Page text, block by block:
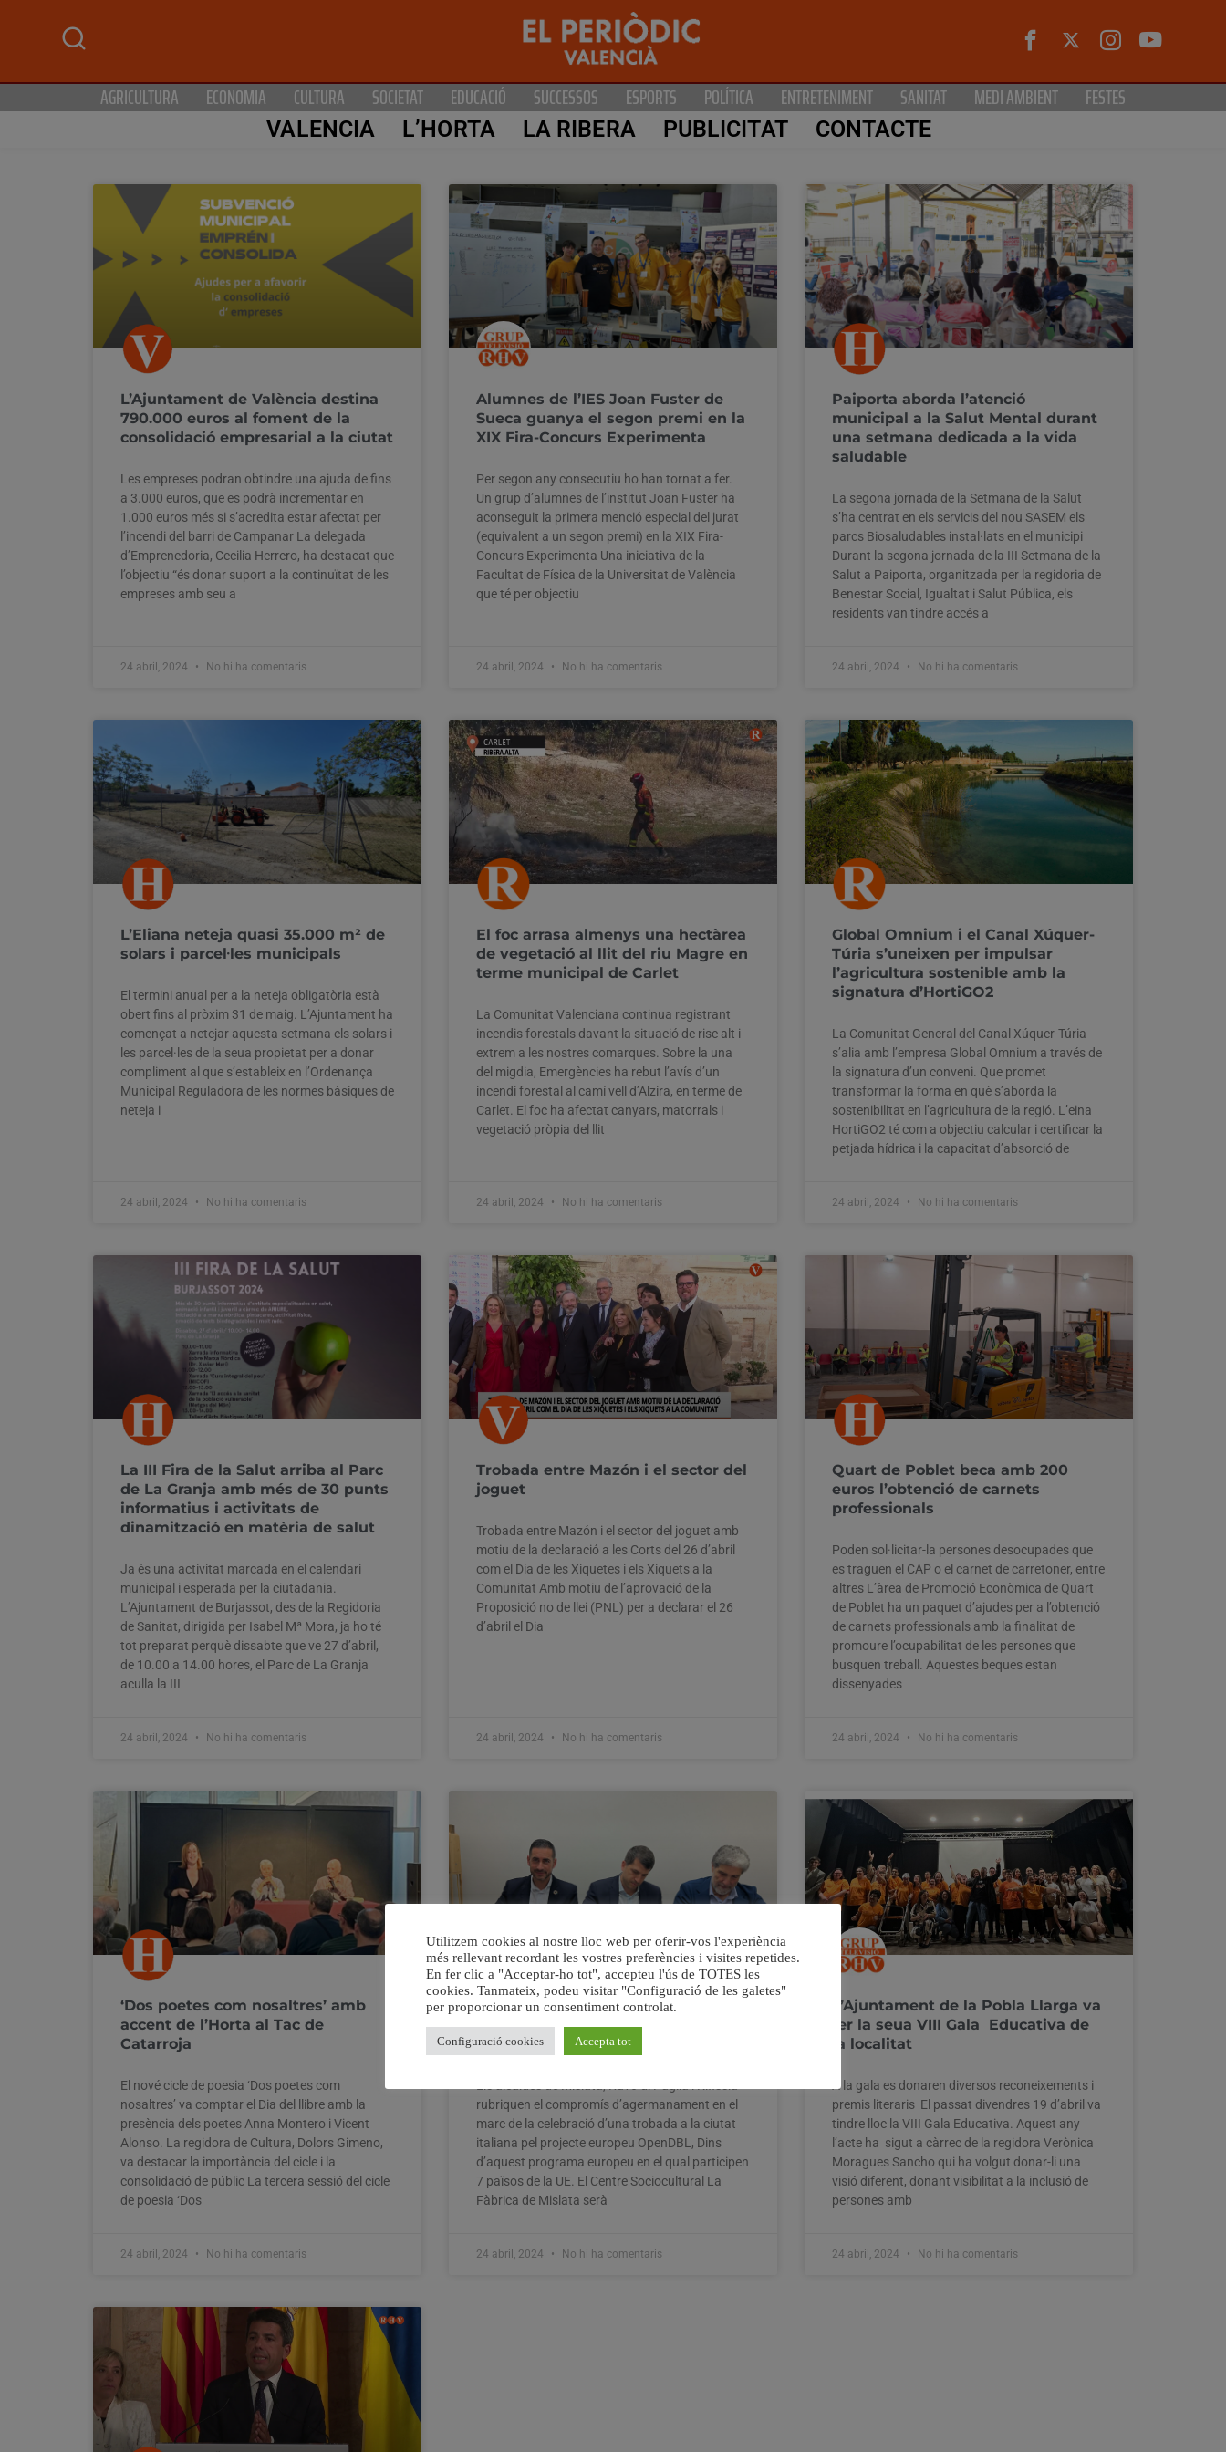
AGRICULTURA ECONOMIA CULTURA SOCIETAT EDUCACIÓ SUCCESSOS ESPORTS POLÍTICA ENTRETENIMENT SANITAT MEDI AMBIENT FESTES
VALENCIA L’HORTA LA RIBERA PUBLICITAT CONTACTE
L’Ajuntament de València destina
790.000 euros al foment de la
consolidació empresarial a la ciutat
Les empreses podran obtindre una ajuda de fins
a 3.000 euros, que es podrà incrementar en
1.000 euros més si s’acredita estar afectat per
l’incendi del barri de Campanar La delegada
d’Emprenedoria, Cecilia Herrero, ha destacat que
l’objectiu “és donar suport a la continuïtat de les
empreses amb seu a
24 abril, 2024 No hi ha comentaris
Alumnes de l’IES Joan Fuster de
Sueca guanya el segon premi en la
XIX Fira-Concurs Experimenta
Per segon any consecutiu ho han tornat a fer.
Un grup d’alumnes de l’institut Joan Fuster ha
aconseguit la primera menció especial del jurat
(equivalent a un segon premi) en la XIX Fira-
Concurs Experimenta Una iniciativa de la
Facultat de Física de la Universitat de València
que té per objectiu
24 abril, 2024 No hi ha comentaris
Paiporta aborda l’atenció
municipal a la Salut Mental durant
una setmana dedicada a la vida
saludable
La segona jornada de la Setmana de la Salut
s’ha centrat en els servicis del nou SASEM els
parcs Biosaludables instal·lats en el municipi
Durant la segona jornada de la III Setmana de la
Salut a Paiporta, organitzada per la regidoria de
Benestar Social, Igualtat i Salut Pública, els
residents van tindre accés a
24 abril, 2024 No hi ha comentaris
L’Eliana neteja quasi 35.000 m² de
solars i parcel·les municipals
El termini anual per a la neteja obligatòria està
obert fins al pròxim 31 de maig. L’Ajuntament ha
començat a netejar aquesta setmana els solars i
les parcel·les de la seua propietat per a donar
compliment al que s’estableix en l’Ordenança
Municipal Reguladora de les normes bàsiques de
neteja i
24 abril, 2024 No hi ha comentaris
El foc arrasa almenys una hectàrea
de vegetació al llit del riu Magre en
terme municipal de Carlet
La Comunitat Valenciana continua registrant
incendis forestals davant la situació de risc alt i
extrem a les nostres comarques. Sobre la una
del migdia, Emergències ha rebut l’avís d’un
incendi forestal al camí vell d’Alzira, en terme de
Carlet. El foc ha afectat canyars, matorrals i
vegetació pròpia del llit
24 abril, 2024 No hi ha comentaris
Global Omnium i el Canal Xúquer-
Túria s’uneixen per impulsar
l’agricultura sostenible amb la
signatura d’HortiGO2
La Comunitat General del Canal Xúquer-Túria
s’alia amb l’empresa Global Omnium a través de
la signatura d’un conveni. Que promet
transformar la forma en què s’aborda la
sostenibilitat en l’agricultura de la regió. L’eina
HortiGO2 té com a objectiu calcular i certificar la
petjada hídrica i la capacitat d’absorció de
24 abril, 2024 No hi ha comentaris
La III Fira de la Salut arriba al Parc
de La Granja amb més de 30 punts
informatius i activitats de
dinamització en matèria de salut
Ja és una activitat marcada en el calendari
municipal i esperada per la ciutadania.
L’Ajuntament de Burjassot, des de la Regidoria
de Sanitat, dirigida per Isabel Mª Mora, ja ho té
tot preparat perquè dissabte que ve 27 d’abril,
de 10.00 a 14.00 hores, el Parc de La Granja
aculla la III
24 abril, 2024 No hi ha comentaris
Trobada entre Mazón i el sector del
joguet
Trobada entre Mazón i el sector del joguet amb
motiu de la declaració a les Corts del 26 d’abril
com el Dia de les Xiquetes i els Xiquets a la
Comunitat Amb motiu de l’aprovació de la
Proposició no de llei (PNL) per a declarar el 26
d’abril el Dia
24 abril, 2024 No hi ha comentaris
Quart de Poblet beca amb 200
euros l’obtenció de carnets
professionals
Poden sol·licitar-la persones desocupades que
es traguen el CAP o el carnet de carretoner, entre
altres L’àrea de Promoció Econòmica de Quart
de Poblet ha un paquet d’ajudes per a l’obtenció
de carnets professionals amb la finalitat de
promoure l’ocupabilitat de les persones que
busquen treball. Aquestes beques estan
dissenyades
24 abril, 2024 No hi ha comentaris
‘Dos poetes com nosaltres’ amb
accent de l’Horta al Tac de
Catarroja
El nové cicle de poesia ‘Dos poetes com
nosaltres’ va comptar el Dia del llibre amb la
presència dels poetes Anna Montero i Vicent
Alonso. La regidora de Cultura, Dolors Gimeno,
va destacar la importància del cicle i la
consolidació de públic La tercera sessió del cicle
de poesia ‘Dos
24 abril, 2024 No hi ha comentaris
Mislata signatura un preacord
d’agermanament amb dues ciutats
europees
rubriquen el compromís d’agermanament en el
marc de la celebració d’una trobada a la ciutat
italiana pel projecte europeu OpenDBL, Dins
d’aquest programa europeu en el qual participen
7 països de la UE. El Centre Sociocultural La
Fàbrica de Mislata serà
24 abril, 2024 No hi ha comentaris
L’Ajuntament de la Pobla Llarga va
fer la seua VIII Gala Educativa de
la localitat
A la gala es donaren diversos reconeixements i
premis literaris El passat divendres 19 d’abril va
tindre lloc la VIII Gala Educativa. Aquest any
l’acte ha sigut a càrrec de la regidora Verònica
Moragues Sancho qui ha volgut donar-li una
visió diferent, donant visibilitat a la inclusió de
persones amb
24 abril, 2024 No hi ha comentaris
Utilitzem cookies al nostre lloc web per oferir-vos l'experiència
més rellevant recordant les vostres preferències i visites repetides.
En fer clic a "Acceptar-ho tot", accepteu l'ús de TOTES les
cookies. Tanmateix, podeu visitar "Configuració de les galetes"
per proporcionar un consentiment controlat.
Configuració cookies Accepta tot